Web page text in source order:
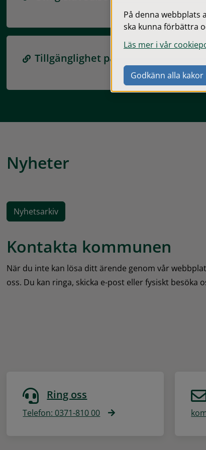
Tillgänglighet på gislaved.se
Nyheter
Nyhetsarkiv
Kontakta kommunen
När du inte kan lösa ditt ärende genom vår
oss. Du kan ringa, skicka e-post eller fysiskt besöka
Ring oss
Telefon: 0371-810 00
På denna webbplats
ska kunna förbättra
Läs mer i vår
Godkänn alla kakor